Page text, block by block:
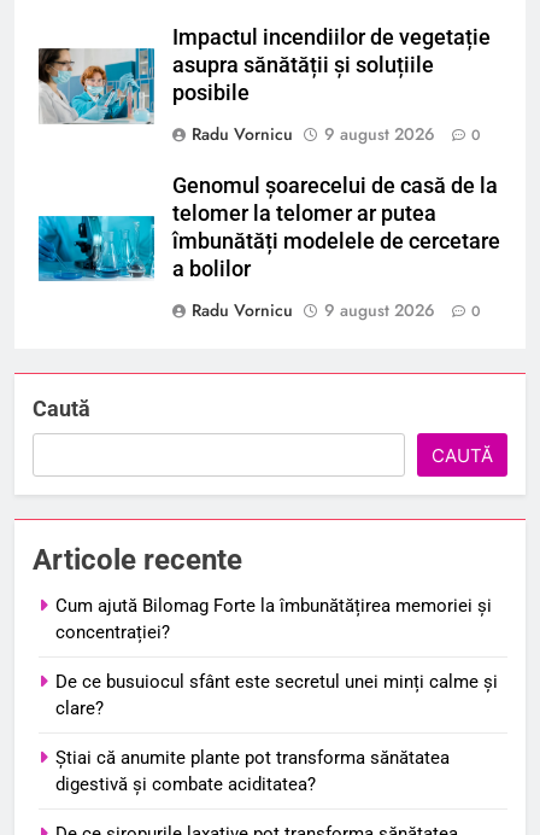
Impactul incendiilor de vegetație
asupra sănătății și soluțiile
posibile
Radu Vornicu
9 august 2026 0
Genomul șoarecelui de casă de la
telomer la telomer ar putea
îmbunătăți modelele de cercetare
a bolilor
Radu Vornicu
9 august 2026 0
Caută
CAUTĂ
Articole recente
Cum ajută Bilomag Forte la îmbunătățirea memoriei și
concentrației?
De ce busuiocul sfânt este secretul unei minți calme și
clare?
Știai că anumite plante pot transforma sănătatea
digestivă și combate aciditatea?